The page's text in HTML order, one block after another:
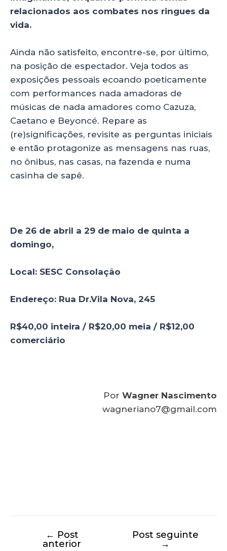
relacionados aos combates nos ringues da
vida.
Ainda não satisfeito, encontre-se, por último,
na posição de espectador. Veja todos as
exposições pessoais ecoando poeticamente
com performances nada amadoras de
músicas de nada amadores como Cazuza,
Caetano e Beyoncé. Repare as
(re)significações, revisite as perguntas iniciais
e então protagonize as mensagens nas ruas,
no ônibus, nas casas, na fazenda e numa
casinha de sapê.
De 26 de abril a 29 de maio de quinta a
domingo,
Local: SESC Consolação
Endereço: Rua Dr.Vila Nova, 245
R$40,00 inteira / R$20,00 meia / R$12,00
comerciário
Por Wagner Nascimento
wagneriano7@gmail.com
← Post
anterior
Post seguinte
→